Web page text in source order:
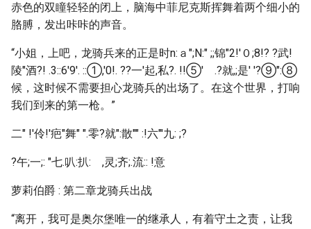
赤色的双瞳轻轻的闭上，脑海中菲尼克斯挥舞着两个细小的
胳膊，发出咔咔的声音。
“小姐，上吧，龙骑兵来的正是时n:ａ";N:" ;;锦"2!'０;8!? ?武!
陵"酒?! .3::6'9'. ::①,'0!. ??一'起,私?. !!⑤' .?就,;是' '?⑨":⑧
候，这时候不需要担心龙骑兵的出场了。在这个世界，打响
我们到来的第一枪。”
二" !'伶!'疤"舞" ".零?就":散"" :!六"'九: ;?
?午;一;: "七.叭:扒: ,灵;齐;.流:: !意
萝莉伯爵 : 第二章龙骑兵出战
“离开，我可是奥尔堡唯一的继承人，有着守土之责，让我